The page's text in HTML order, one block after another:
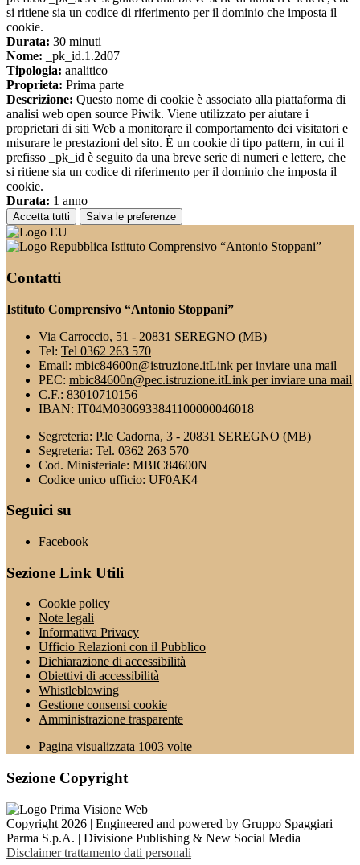
si ritiene sia un codice di riferimento per il dominio che imposta il
cookie.
Durata: 30 minuti
Nome: _pk_id.1.2d07
Tipologia: analitico
Proprieta: Prima parte
Descrizione: Questo nome di cookie è associato alla piattaforma di
analisi web open source Piwik. Viene utilizzato per aiutare i
proprietari di siti Web a monitorare il comportamento dei visitatori e
misurare le prestazioni del sito. È un cookie di tipo pattern, in cui il
prefisso _pk_id è seguito da una breve serie di numeri e lettere, che
si ritiene sia un codice di riferimento per il dominio che imposta il
cookie.
Durata: 1 anno
Accetta tutti Salva le preferenze
Istituto Comprensivo “Antonio Stoppani”
Contatti
Istituto Comprensivo “Antonio Stoppani”
Via Carroccio, 51 - 20831 SEREGNO (MB)
Tel: Tel 0362 263 570
Email: mbic84600n@istruzione.itLink per inviare una mail
PEC: mbic84600n@pec.istruzione.itLink per inviare una mail
C.F.: 83010710156
IBAN: IT04M0306933841100000046018
Segreteria: P.le Cadorna, 3 - 20831 SEREGNO (MB)
Segreteria: Tel. 0362 263 570
Cod. Ministeriale: MBIC84600N
Codice unico ufficio: UF0AK4
Seguici su
Facebook
Sezione Link Utili
Cookie policy
Note legali
Informativa Privacy
Ufficio Relazioni con il Pubblico
Dichiarazione di accessibilità
Obiettivi di accessibilità
Whistleblowing
Gestione consensi cookie
Amministrazione trasparente
Pagina visualizzata 1003 volte
Sezione Copyright
Copyright 2026 | Engineered and powered by Gruppo Spaggiari
Parma S.p.A. | Divisione Publishing & New Social Media
Disclaimer trattamento dati personali